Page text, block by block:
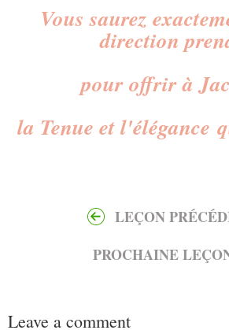
Vous saurez
direction
pour offrir à
la Tenue et l'élégance
LEÇON
PROCHAINE
Leave a comment